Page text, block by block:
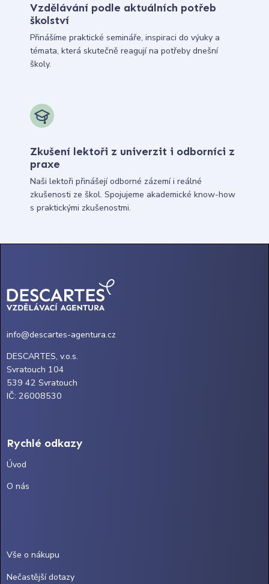
Vzdělávání podle aktuálních potřeb
školství
Přinášíme praktické semináře, inspiraci do výuky a
témata, která skutečně reagují na potřeby dnešní
školy.
Zkušení lektoři z univerzit i odborníci z
praxe
Naši lektoři přinášejí odborné zázemí i reálné
zkušenosti ze škol. Spojujeme akademické know-how
s praktickými zkušenostmi.
info@descartes-agentura.cz
DESCARTES, v.o.s.
Svratouch 104
539 42 Svratouch
IČ: 26008530
Rychlé odkazy
Úvod
O nás
Vše o nákupu
Nečastější dotazy